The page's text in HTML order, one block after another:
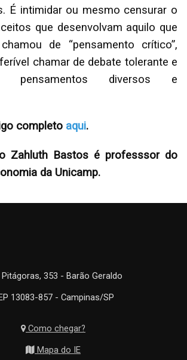
É intimidar ou mesmo censurar o
que desenvolvam aquilo que
de “pensamento crítico”,
chamar de debate tolerante e
pensamentos diversos e
completo aqui.
Zahluth Bastos é professsor do
da Unicamp.
Pitágoras, 353 - Barão Geraldo
13083-857 - Campinas/SP
Como chegar?
Mapa do IE